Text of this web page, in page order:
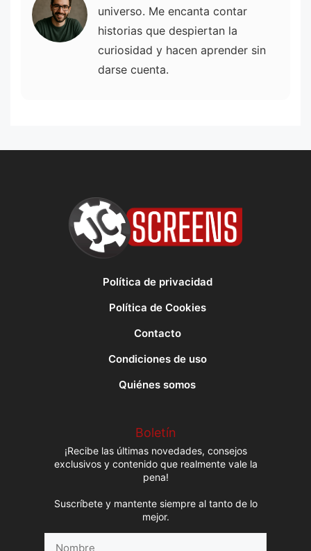
universo. Me encanta contar
historias que despiertan la
curiosidad y hacen aprender sin
darse cuenta.
Política de privacidad
Política de Cookies
Contacto
Condiciones de uso
Quiénes somos
Boletín
¡Recibe las últimas novedades, consejos
exclusivos y contenido que realmente vale la
pena!
Suscríbete y mantente siempre al tanto de lo
mejor.